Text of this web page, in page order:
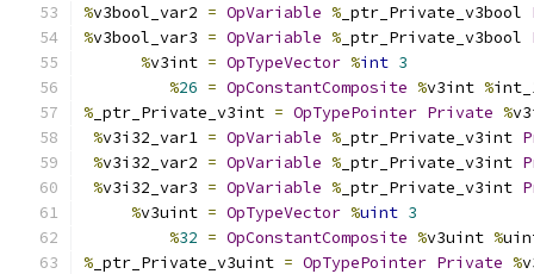
%v3bool_var2 = OpVariable % _ptr_Private_v3bool
%v3bool_var3 = OpVariable % _ptr_Private_v3bool
%v3int = OpTypeVector %int 3
%26 = OpConstantComposite %v3int %
% _ptr_Private_v3int = OpTypePointer Private %
%v3i32_var1 = OpVariable % _ptr_Private_v3int
%v3i32_var2 = OpVariable % _ptr_Private_v3int
%v3i32_var3 = OpVariable % _ptr_Private_v3int
%v3uint = OpTypeVector %uint 3
%32 = OpConstantComposite %v3uint %
% _ptr_Private_v3uint = OpTypePointer Private %